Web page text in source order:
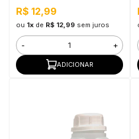
R$ 12,99
ou 1xde R$ 12,99 sem juros
- +
ADICIONAR